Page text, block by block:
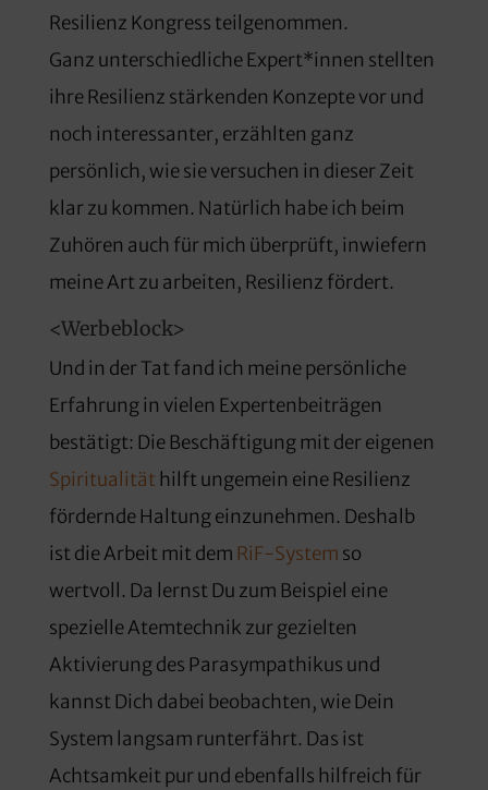
Resilienz Kongress teilgenommen.
Ganz unterschiedliche Expert*innen stellten
ihre Resilienz stärkenden Konzepte vor und
noch interessanter, erzählten ganz
persönlich, wie sie versuchen in dieser Zeit
klar zu kommen. Natürlich habe ich beim
Zuhören auch für mich überprüft, inwiefern
meine Art zu arbeiten, Resilienz fördert.
<Werbeblock>
Und in der Tat fand ich meine persönliche
Erfahrung in vielen Expertenbeiträgen
bestätigt: Die Beschäftigung mit der eigenen
Spiritualität hilft ungemein eine Resilienz
fördernde Haltung einzunehmen. Deshalb
ist die Arbeit mit dem RiF-System so
wertvoll. Da lernst Du zum Beispiel eine
spezielle Atemtechnik zur gezielten
Aktivierung des Parasympathikus und
kannst Dich dabei beobachten, wie Dein
System langsam runterfährt. Das ist
Achtsamkeit pur und ebenfalls hilfreich für